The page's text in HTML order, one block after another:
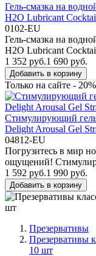
Гель-смазка на
H2O Lubricant
0102-EU
Гель-смазка на
H2O Lubricant
1 352 руб.1 690 руб.
Добавить в корзину
Только на сайте - 20%
Стимулирующий гель
Delight Arousal Gel
04812-EU
Погрузитесь в мир
ощущений!
1 592 руб.1 990 руб.
Добавить в корзину
Презервативы
Презервативы
10 шт